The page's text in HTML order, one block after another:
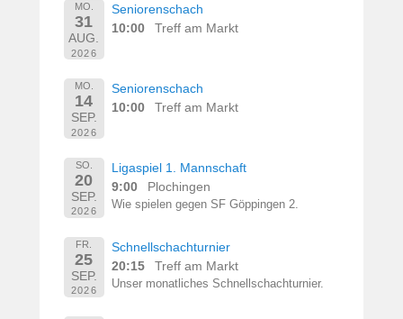
MO.
31
AUG.
2026
Seniorenschach
10:00
Treff am Markt
MO.
14
SEP.
2026
Seniorenschach
10:00
Treff am Markt
SO.
20
SEP.
2026
Ligaspiel 1. Mannschaft
9:00
Plochingen
Wie spielen gegen SF Göppingen 2.
FR.
25
SEP.
2026
Schnellschachturnier
20:15
Treff am Markt
Unser monatliches Schnellschachturnier.